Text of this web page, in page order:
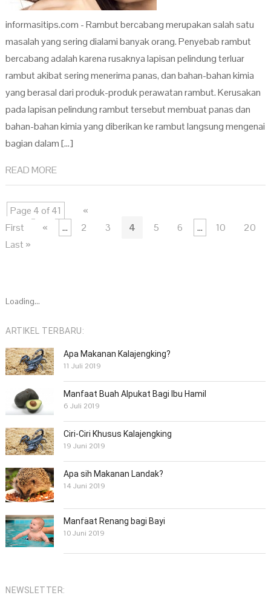
informasitips.com - Rambut bercabang merupakan salah satu
masalah yang sering dialami banyak orang. Penyebab rambut
bercabang adalah karena rusaknya lapisan pelindung terluar
rambut akibat sering menerima panas, dan bahan-bahan kimia
yang berasal dari produk-produk perawatan rambut. Kerusakan
pada lapisan pelindung rambut tersebut membuat panas dan
bahan-bahan kimia yang diberikan ke rambut langsung mengenai
bagian dalam […]
READ MORE
Page 4 of 41
«
First
« ... 2 3 4 5 6 ... 10
20
Last »
Loading...
ARTIKEL TERBARU:
Apa Makanan Kalajengking?
11 Juli 2019
Manfaat Buah Alpukat Bagi Ibu Hamil
6 Juli 2019
Ciri-Ciri Khusus Kalajengking
19 Juni 2019
Apa sih Makanan Landak?
14 Juni 2019
Manfaat Renang bagi Bayi
10 Juni 2019
NEWSLETTER: